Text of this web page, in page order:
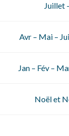
Juillet
Avr – Mai –
Jan – Fév –
Noël et